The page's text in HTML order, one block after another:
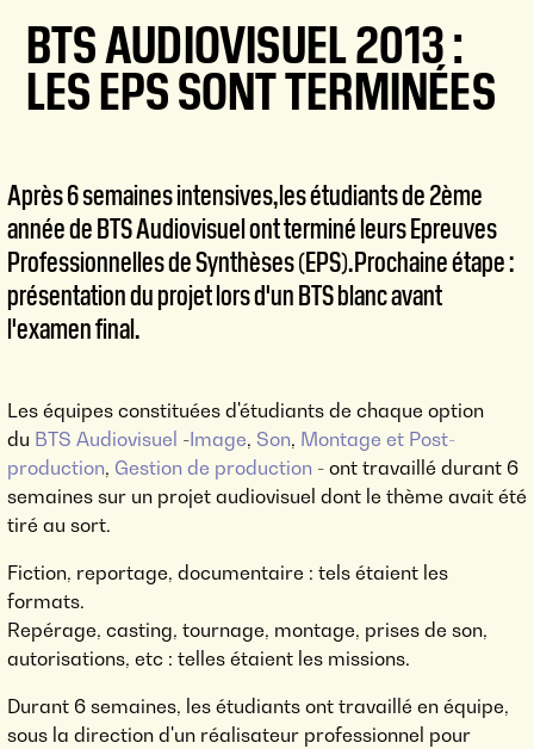
BTS AUDIOVISUEL 2013 :
LES EPS SONT TERMINÉES
Après 6 semaines intensives, les étudiants de 2ème
année de BTS Audiovisuel ont terminé leurs Epreuves
Professionnelles de Synthèses (EPS). Prochaine étape :
présentation du projet lors d'un BTS blanc avant
l'examen final.
Les équipes constituées d'étudiants de chaque option
du BTS Audiovisuel -Image, Son, Montage et Post-
production, Gestion de production - ont travaillé durant 6
semaines sur un projet audiovisuel dont le thème avait été
tiré au sort.
Fiction, reportage, documentaire : tels étaient les
formats.
Repérage, casting, tournage, montage, prises de son,
autorisations, etc : telles étaient les missions.
Durant 6 semaines, les étudiants ont travaillé en équipe,
sous la direction d'un réalisateur professionnel pour